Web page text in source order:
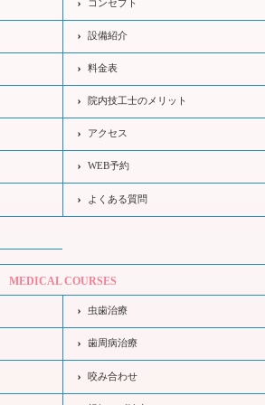
コンセプト
設備紹介
料金表
院内技工士のメリット
アクセス
WEB予約
よくある質問
MEDICAL COURSES
虫歯治療
歯周病治療
咬み合わせ